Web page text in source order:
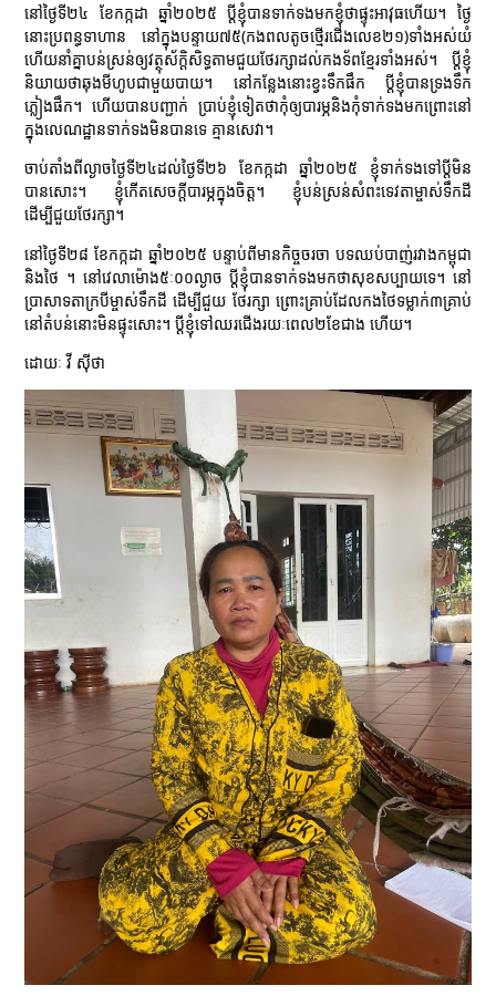
នៅថ្ងៃទី២៤ ខែកក្កដា ឆ្នាំ២០២៥ ប្ដីខ្ញុំបានទាក់ទងមកខ្ញុំថាផ្ទុះអាវុធហើយ។ ថ្ងៃ
នោះប្រពន្ធទាហាន នៅក្នុងបន្ទាយ៧៥(កងពលតូចថ្មើរជើងលេខ២១)ទាំងអស់យំ
ហើយនាំគ្នាបន់ស្រន់ឲ្យវត្ថុស័ក្តិសិទ្ធតាមជួយថែរក្សាដល់កងទ័ពខ្មែរទាំងអស់។ ប្ដីខ្ញុំ
និយាយថាឆុងមីហូបជាមួយបាយ។ នៅកន្លែងនោះខ្វះទឹកផឹក ប្ដីខ្ញុំបានទ្រងទឹក
ភ្លៀងផឹក។ ហើយបានបញ្ជាក់ ប្រាប់ខ្ញុំទៀតថាកុំឲ្យបារម្ភនិងកុំទាក់ទងមកព្រោះនៅ
ក្នុងលេណដ្ឋានទាក់ទងមិនបានទេ គ្មានសេវា។
ចាប់តាំងពីល្ងាចថ្ងៃទី២៤ដល់ថ្ងៃទី២៦ ខែកក្កដា ឆ្នាំ២០២៥ ខ្ញុំទាក់ទងទៅប្តីមិន
បានសោះ។ ខ្ញុំកើតសេចក្ដីបារម្ភក្នុងចិត្ត។ ខ្ញុំបន់ស្រន់សំពះទេវតាម្ចាស់ទឹកដី
ដើម្បីជួយថែរក្សា។
នៅថ្ងៃទី២៨ ខែកក្កដា ឆ្នាំ២០២៥ បន្ទាប់ពីមានកិច្ចចរចា បទឈប់បាញ់រវាងកម្ពុជា
និងថៃ ។ នៅវេលាម៉ោង៥ៈ០០ល្ងាច ប្ដីខ្ញុំបានទាក់ទងមកថាសុខសប្បាយទេ។ នៅ
ប្រាសាទតាក្របីម្ចាស់ទឹកដី ដើម្បីជួយ ថែរក្សា ព្រោះគ្រាប់ដែលកងថៃទម្លាក់៣គ្រាប់
នៅតំបន់នោះមិនផ្ទុះសោះ។ ប្ដីខ្ញុំទៅឈរជើងរយៈពេល២ខែជាង ហើយ។
ដោយៈ វី ស៊ីថា